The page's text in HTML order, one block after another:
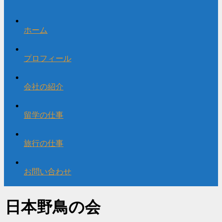
ホーム
プロフィール
会社の紹介
留学の仕事
旅行の仕事
お問い合わせ
日本野鳥の会